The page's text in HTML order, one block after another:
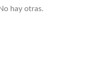
hay otras.